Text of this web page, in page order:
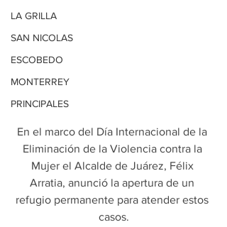
LA GRILLA
SAN NICOLAS
ESCOBEDO
MONTERREY
PRINCIPALES
En el marco del Día Internacional de la
Eliminación de la Violencia contra la
Mujer el Alcalde de Juárez, Félix
Arratia, anunció la apertura de un
refugio permanente para atender estos
casos.